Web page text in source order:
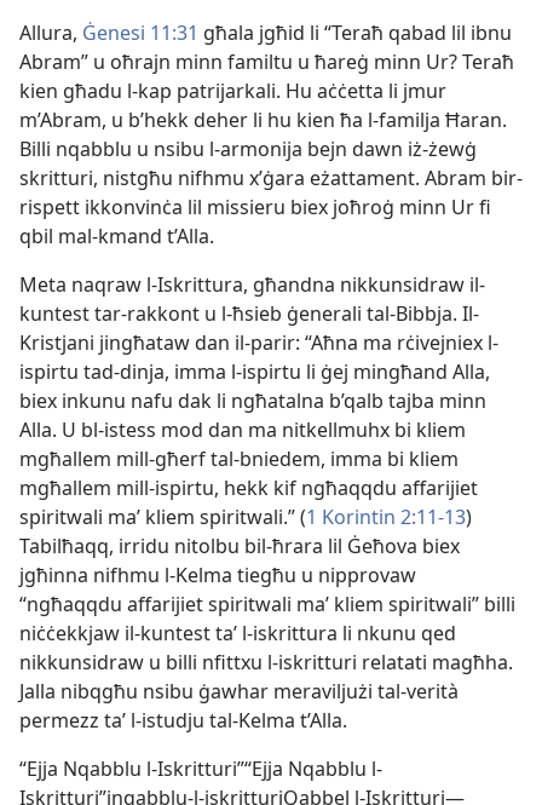
Allura, Ġenesi 11:31 għala jgħid li “Teraħ qabad lil ibnu
Abram” u oħrajn minn familtu u ħareġ minn Ur? Teraħ
kien għadu l-kap patrijarkali. Hu aċċetta li jmur
m’Abram, u b’hekk deher li hu kien ħa l-familja Ħaran.
Billi nqabblu u nsibu l-armonija bejn dawn iż-żewġ
skritturi, nistgħu nifhmu x’ġara eżattament. Abram bir-
rispett ikkonvinċa lil missieru biex joħroġ minn Ur fi
qbil mal-kmand t’Alla.
Meta naqraw l-Iskrittura, għandna nikkunsidraw il-
kuntest tar-rakkont u l-ħsieb ġenerali tal-Bibbja. Il-
Kristjani jingħataw dan il-parir: “Aħna ma rċivejniex l-
ispirtu tad-dinja, imma l-ispirtu li ġej mingħand Alla,
biex inkunu nafu dak li ngħatalna b’qalb tajba minn
Alla. U bl-istess mod dan ma nitkellmuhx bi kliem
mgħallem mill-għerf tal-bniedem, imma bi kliem
mgħallem mill-ispirtu, hekk kif ngħaqqdu affarijiet
spiritwali maʼ kliem spiritwali.” (1 Korintin 2:11-13)
Tabilħaqq, irridu nitolbu bil-ħrara lil Ġeħova biex
jgħinna nifhmu l-Kelma tiegħu u nipprovaw
“ngħaqqdu affarijiet spiritwali maʼ kliem spiritwali” billi
niċċekkjaw il-kuntest taʼ l-iskrittura li nkunu qed
nikkunsidraw u billi nfittxu l-iskritturi relatati magħha.
Jalla nibqgħu nsibu ġawhar meraviljużi tal-verità
permezz taʼ l-istudju tal-Kelma t’Alla.
“Ejja Nqabblu l-Iskritturi”“Ejja Nqabblu l-
Iskritturi”inqabblu-l-iskritturiQabbel l-Iskritturi—